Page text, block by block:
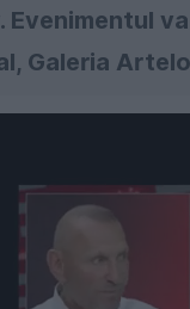
Evenimentul
Galeria